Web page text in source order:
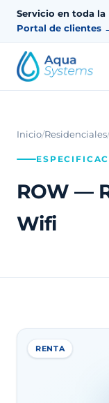
Servicio en toda la
Portal de clientes
Inicio/Residenciales/
ROW —
Wifi
RENTA